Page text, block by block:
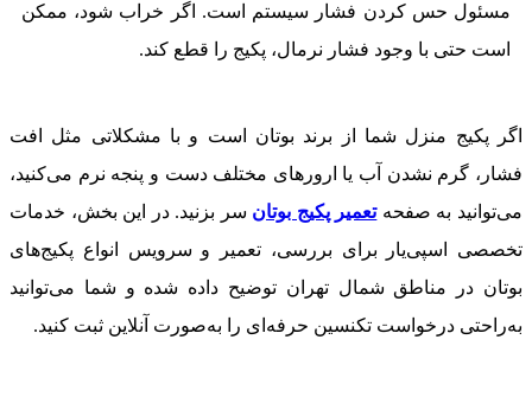
مسئول حس کردن فشار سیستم است. اگر خراب شود، ممکن
است حتی با وجود فشار نرمال، پکیج را قطع کند.
اگر پکیج منزل شما از برند بوتان است و با مشکلاتی مثل افت
فشار، گرم نشدن آب یا ارورهای مختلف دست و پنجه نرم می‌کنید،
می‌توانید به صفحهتعمیر پکیج بوتان سر بزنید. در این بخش، خدمات
تخصصی اسپی‌یار برای بررسی، تعمیر و سرویس انواع پکیج‌های
بوتان در مناطق شمال تهران توضیح داده شده و شما می‌توانید
به‌راحتی درخواست تکنسین حرفه‌ای را به‌صورت آنلاین ثبت کنید.